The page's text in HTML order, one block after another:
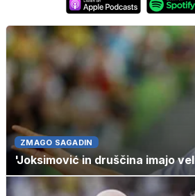
ZMAGO SAGADIN
'Joksimović in druščina imajo